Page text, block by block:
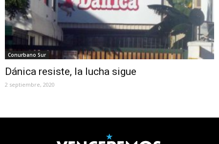
Conurbano Sur
Dánica resiste, la lucha sigue
2 septiembre, 2020